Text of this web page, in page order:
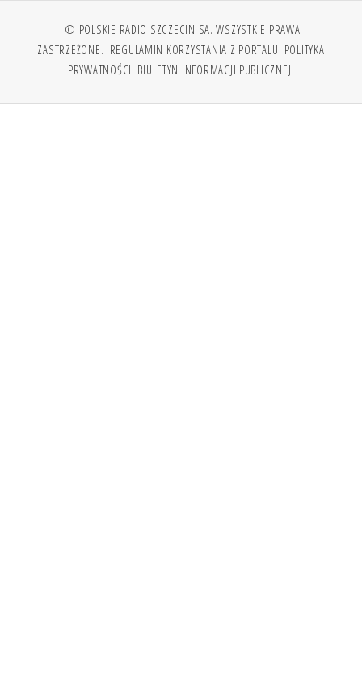
© POLSKIE RADIO SZCZECIN SA. WSZYSTKIE PRAWA
ZASTRZEŻONE. REGULAMIN KORZYSTANIA Z PORTALU POLITYKA
PRYWATNOŚCI BIULETYN INFORMACJI PUBLICZNEJ